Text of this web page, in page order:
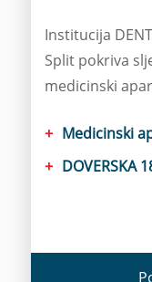
Institucija
Split pokriva
medicinski
Medicinski
DOVERSKA